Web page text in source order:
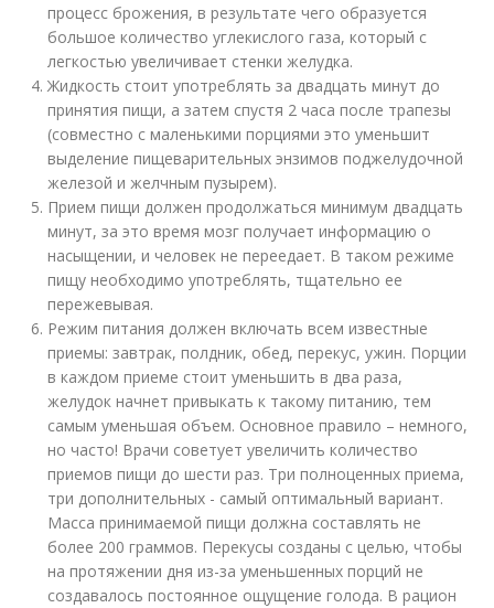
процесс брожения, в результате чего образуется
большое количество углекислого газа, который с
легкостью увеличивает стенки желудка.
Жидкость стоит употреблять за двадцать минут до
принятия пищи, а затем спустя 2 часа после трапезы
(совместно с маленькими порциями это уменьшит
выделение пищеварительных энзимов поджелудочной
железой и желчным пузырем).
Прием пищи должен продолжаться минимум двадцать
минут, за это время мозг получает информацию о
насыщении, и человек не переедает. В таком режиме
пищу необходимо употреблять, тщательно ее
пережевывая.
Режим питания должен включать всем известные
приемы: завтрак, полдник, обед, перекус, ужин. Порции
в каждом приеме стоит уменьшить в два раза,
желудок начнет привыкать к такому питанию, тем
самым уменьшая объем. Основное правило – немного,
но часто! Врачи советует увеличить количество
приемов пищи до шести раз. Три полноценных приема,
три дополнительных - самый оптимальный вариант.
Масса принимаемой пищи должна составлять не
более 200 граммов. Перекусы созданы с целью, чтобы
на протяжении дня из-за уменьшенных порций не
создавалось постоянное ощущение голода. В рацион